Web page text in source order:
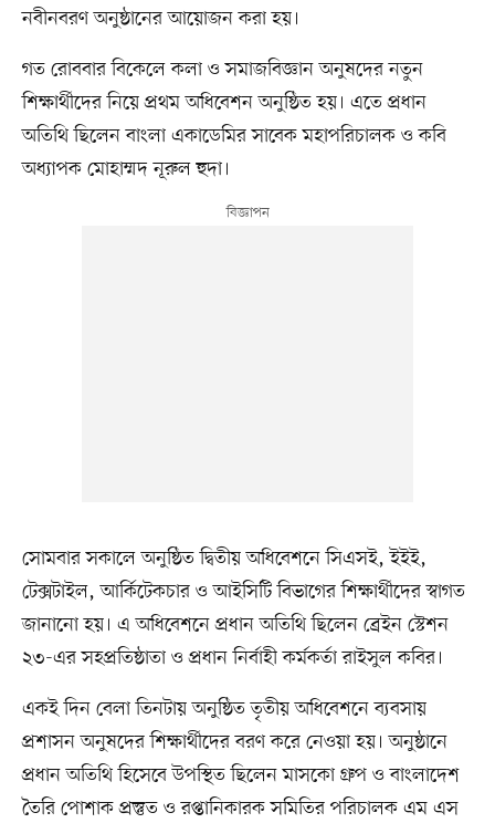
নবীনবরণ অনুষ্ঠানের আয়োজন করা হয়।
গত রোববার বিকেলে কলা ও সমাজবিজ্ঞান অনুষদের নতুন
শিক্ষার্থীদের নিয়ে প্রথম অধিবেশন অনুষ্ঠিত হয়। এতে প্রধান
অতিথি ছিলেন বাংলা একাডেমির সাবেক মহাপরিচালক ও কবি
অধ্যাপক মোহাম্মদ নূরুল হুদা।
সোমবার সকালে অনুষ্ঠিত দ্বিতীয় অধিবেশনে সিএসই, ইইই,
টেক্সটাইল, আর্কিটেকচার ও আইসিটি বিভাগের শিক্ষার্থীদের স্বাগত
জানানো হয়। এ অধিবেশনে প্রধান অতিথি ছিলেন ব্রেইন স্টেশন
২৩-এর সহপ্রতিষ্ঠাতা ও প্রধান নির্বাহী কর্মকর্তা রাইসুল কবির।
একই দিন বেলা তিনটায় অনুষ্ঠিত তৃতীয় অধিবেশনে ব্যবসায়
প্রশাসন অনুষদের শিক্ষার্থীদের বরণ করে নেওয়া হয়। অনুষ্ঠানে
প্রধান অতিথি হিসেবে উপস্থিত ছিলেন মাসকো গ্রুপ ও বাংলাদেশ
তৈরি পোশাক প্রস্তুত ও রপ্তানিকারক সমিতির পরিচালক এম এস